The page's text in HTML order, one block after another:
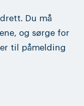
Du må
og sørge for
til påmelding